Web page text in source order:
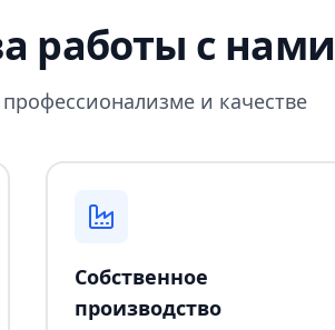
работы с нами
и качестве
Собственное
производство